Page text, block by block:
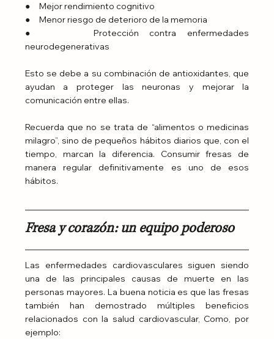
●     Mejor rendimiento cognitivo
●     Menor riesgo de deterioro de la memoria
●     Protección contra enfermedades
neurodegenerativas
Esto se debe a su combinación de antioxidantes, que
ayudan a proteger las neuronas y mejorar la
comunicación entre ellas.
Recuerda que no se trata de “alimentos o medicinas
milagro”, sino de pequeños hábitos diarios que, con el
tiempo, marcan la diferencia. Consumir fresas de
manera regular definitivamente es uno de esos
hábitos.
Fresa y corazón: un equipo poderoso
Las enfermedades cardiovasculares siguen siendo
una de las principales causas de muerte en las
personas mayores. La buena noticia es que las fresas
también han demostrado múltiples beneficios
relacionados con la salud cardiovascular, Como, por
ejemplo: